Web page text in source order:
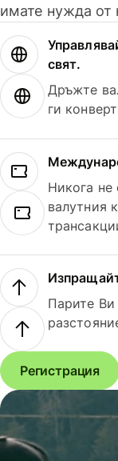
имате нужда от
свят.
Дръжте
ги
Никога не
валутния
Парите Ви
Регистрация